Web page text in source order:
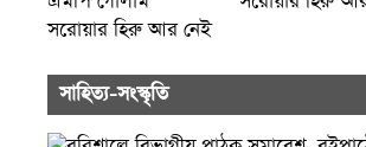
সাহিত্য-সংস্কৃতি